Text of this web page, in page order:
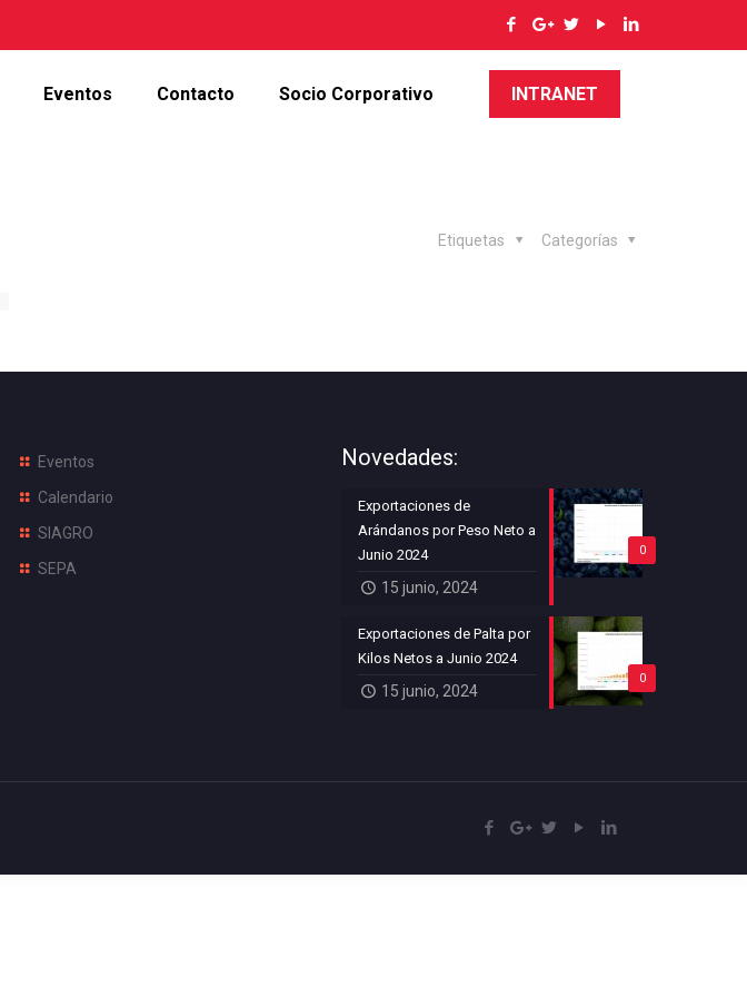
Eventos Contacto Socio Corporativo INTRANET
Categorías
Etiquetas
Eventos
Calendario
SIAGRO
SEPA
Novedades:
0
Exportaciones de
Arándanos por Peso Neto a
Junio 2024
15 junio, 2024
0
Exportaciones de Palta por
Kilos Netos a Junio 2024
15 junio, 2024